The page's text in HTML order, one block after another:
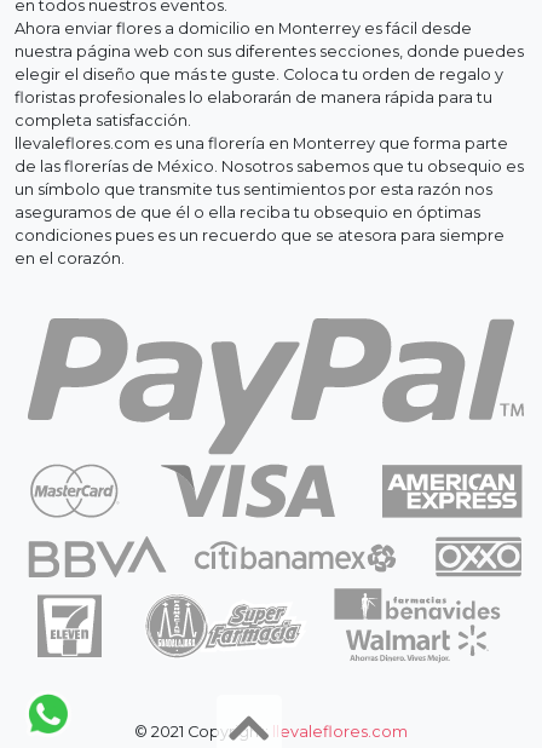
en todos nuestros eventos.
Ahora enviar flores a domicilio en Monterrey es fácil desde
nuestra página web con sus diferentes secciones, donde puedes
elegir el diseño que más te guste. Coloca tu orden de regalo y
floristas profesionales lo elaborarán de manera rápida para tu
completa satisfacción.
llevaleflores.com es una florería en Monterrey que forma parte
de las florerías de México. Nosotros sabemos que tu obsequio es
un símbolo que transmite tus sentimientos por esta razón nos
aseguramos de que él o ella reciba tu obsequio en óptimas
condiciones pues es un recuerdo que se atesora para siempre
en el corazón.
© 2021 Copyright: llevaleflores.com